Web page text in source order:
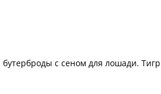
с сеном для лошади. Тигр